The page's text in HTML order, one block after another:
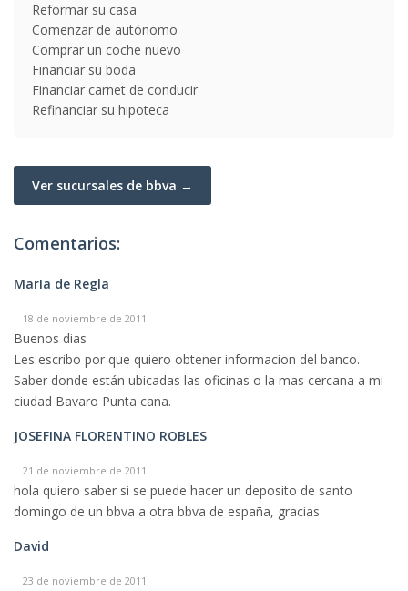
Reformar su casa
Comenzar de autónomo
Comprar un coche nuevo
Financiar su boda
Financiar carnet de conducir
Refinanciar su hipoteca
Ver sucursales de bbva →
Comentarios:
MarIa de Regla
18 de noviembre de 2011
Buenos dias
Les escribo por que quiero obtener informacion del banco.
Saber donde están ubicadas las oficinas o la mas cercana a mi
ciudad Bavaro Punta cana.
JOSEFINA FLORENTINO ROBLES
21 de noviembre de 2011
hola quiero saber si se puede hacer un deposito de santo
domingo de un bbva a otra bbva de españa, gracias
David
23 de noviembre de 2011